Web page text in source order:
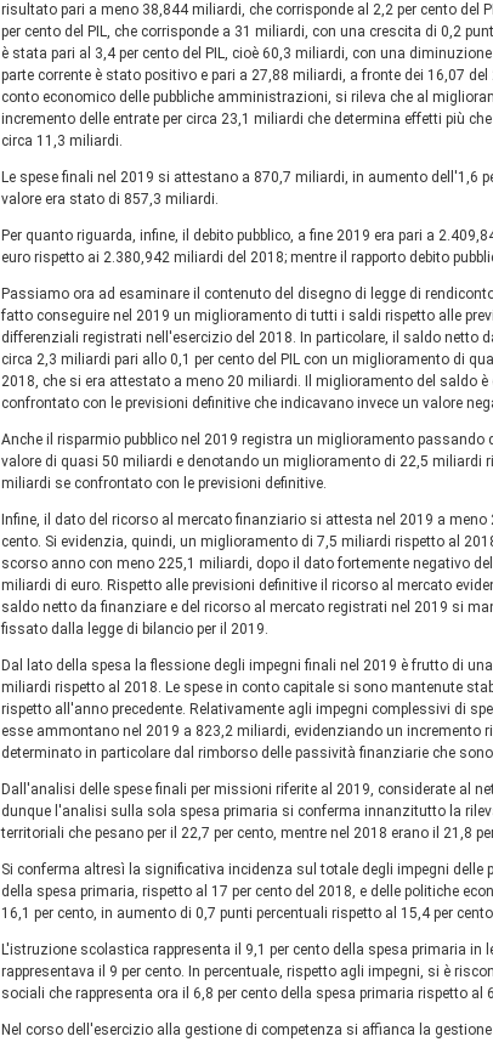
risultato pari a meno 38,844 miliardi, che corrisponde al 2,2 per cento del
per cento del PIL, che corrisponde a 31 miliardi, con una crescita di 0,2
è stata pari al 3,4 per cento del PIL, cioè 60,3 miliardi, con una
parte corrente è stato positivo e pari a 27,88 miliardi, a fronte dei 16,07
conto economico delle pubbliche amministrazioni, si rileva che al
incremento delle entrate per circa 23,1 miliardi che determina effetti più
circa 11,3 miliardi.
Le spese finali nel 2019 si attestano a 870,7 miliardi, in aumento dell'1,6
valore era stato di 857,3 miliardi.
Per quanto riguarda, infine, il debito pubblico, a fine 2019 era pari a
euro rispetto ai 2.380,942 miliardi del 2018; mentre il rapporto debito
Passiamo ora ad esaminare il contenuto del disegno di legge di
fatto conseguire nel 2019 un miglioramento di tutti i saldi rispetto alle
differenziali registrati nell'esercizio del 2018. In particolare, il saldo netto
circa 2,3 miliardi pari allo 0,1 per cento del PIL con un miglioramento di
2018, che si era attestato a meno 20 miliardi. Il miglioramento del saldo
confrontato con le previsioni definitive che indicavano invece un valore
Anche il risparmio pubblico nel 2019 registra un miglioramento
valore di quasi 50 miliardi e denotando un miglioramento di 22,5 miliardi
miliardi se confrontato con le previsioni definitive.
Infine, il dato del ricorso al mercato finanziario si attesta nel 2019 a
cento. Si evidenzia, quindi, un miglioramento di 7,5 miliardi rispetto al
scorso anno con meno 225,1 miliardi, dopo il dato fortemente negativo
miliardi di euro. Rispetto alle previsioni definitive il ricorso al mercato
saldo netto da finanziare e del ricorso al mercato registrati nel 2019 si
fissato dalla legge di bilancio per il 2019.
Dal lato della spesa la flessione degli impegni finali nel 2019 è frutto di
miliardi rispetto al 2018. Le spese in conto capitale si sono mantenute
rispetto all'anno precedente. Relativamente agli impegni complessivi di
esse ammontano nel 2019 a 823,2 miliardi, evidenziando un incremento
determinato in particolare dal rimborso delle passività finanziarie che
Dall'analisi delle spese finali per missioni riferite al 2019, considerate al
dunque l'analisi sulla sola spesa primaria si conferma innanzitutto la
territoriali che pesano per il 22,7 per cento, mentre nel 2018 erano il 21,8
Si conferma altresì la significativa incidenza sul totale degli impegni delle
della spesa primaria, rispetto al 17 per cento del 2018, e delle politiche
16,1 per cento, in aumento di 0,7 punti percentuali rispetto al 15,4 per
L'istruzione scolastica rappresenta il 9,1 per cento della spesa primaria
rappresentava il 9 per cento. In percentuale, rispetto agli impegni, si è
sociali che rappresenta ora il 6,8 per cento della spesa primaria rispetto al
Nel corso dell'esercizio alla gestione di competenza si affianca la